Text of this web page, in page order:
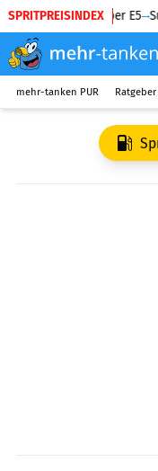
SPRITPREISINDEX
Diesel Super E5
mehr-tanken PUR